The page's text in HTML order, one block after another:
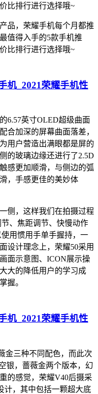
比排行进行选择哦~
品，荣耀手机每个月都推
值得入手的5款手机推
比排行进行选择哦~
6.57英寸OLED超级曲面
合加深的屏幕曲面落差，
用户营造出满眼都是屏的
的玻璃边缘还进行了2.5D
感更加顺滑，与侧边的弧
，手感更佳的美妙体
侧，这样我们在拍摄过程
、焦距调节、快慢动作
用惯用手单手握持，一
设计理念上，荣耀50采用
面示意图、ICON展示操
大的降低用户的学习成
握。
金三种不同配色，而此次
银，蔷薇金两个版本，幻
的感觉，荣耀V40后摄采
计，其中包括一颗超大底